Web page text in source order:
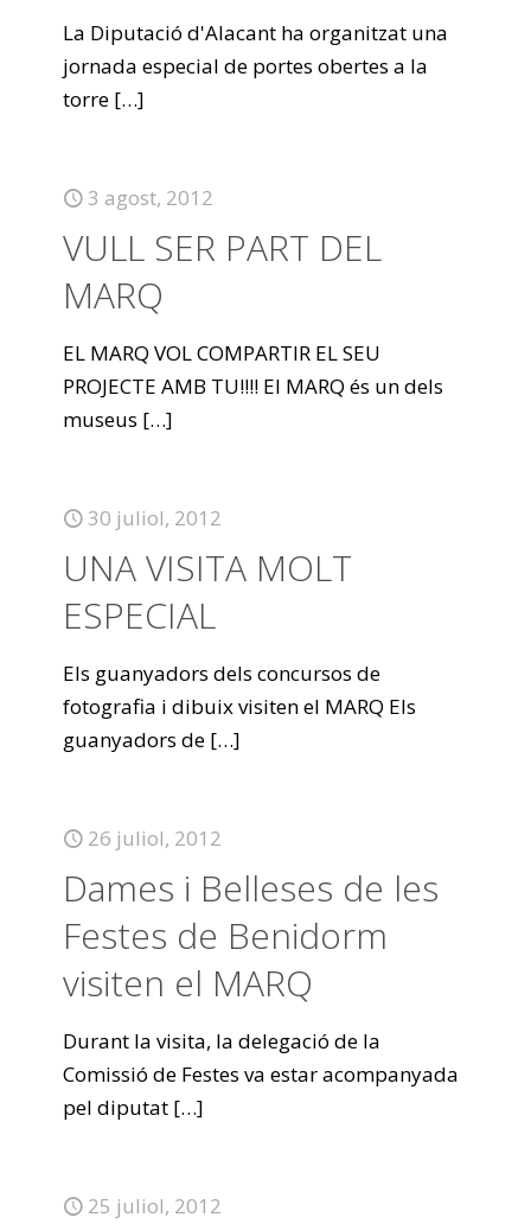
La Diputació d'Alacant ha organitzat una
jornada especial de portes obertes a la
torre […]
3 agost, 2012
VULL SER PART DEL
MARQ
EL MARQ VOL COMPARTIR EL SEU
PROJECTE AMB TU!!!! El MARQ és un dels
museus […]
30 juliol, 2012
UNA VISITA MOLT
ESPECIAL
Els guanyadors dels concursos de
fotografia i dibuix visiten el MARQ Els
guanyadors de […]
26 juliol, 2012
Dames i Belleses de les
Festes de Benidorm
visiten el MARQ
Durant la visita, la delegació de la
Comissió de Festes va estar acompanyada
pel diputat […]
25 juliol, 2012